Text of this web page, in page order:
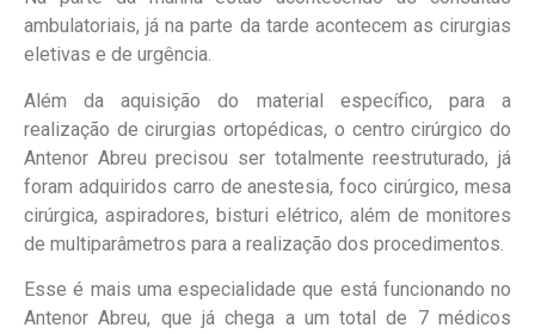
ambulatoriais, já na parte da tarde acontecem as cirurgias
eletivas e de urgência.
Além da aquisição do material específico, para a
realização de cirurgias ortopédicas, o centro cirúrgico do
Antenor Abreu precisou ser totalmente reestruturado, já
foram adquiridos carro de anestesia, foco cirúrgico, mesa
cirúrgica, aspiradores, bisturi elétrico, além de monitores
de multiparâmetros para a realização dos procedimentos.
Esse é mais uma especialidade que está funcionando no
Antenor Abreu, que já chega a um total de 7 médicos